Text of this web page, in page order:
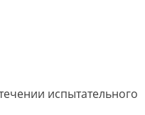
испытательного